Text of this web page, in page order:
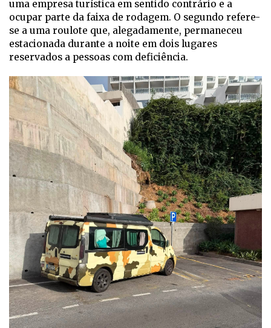
uma empresa turística em sentido contrário e a
ocupar parte da faixa de rodagem. O segundo refere-
se a uma roulote que, alegadamente, permaneceu
estacionada durante a noite em dois lugares
reservados a pessoas com deficiência.